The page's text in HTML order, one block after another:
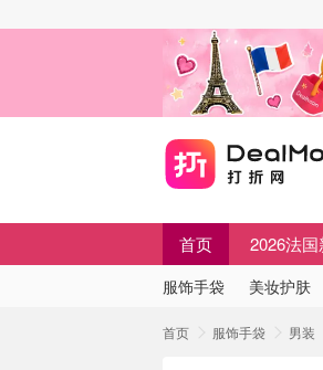
首页 2026法
服饰手袋 美妆护肤
首页 服饰手袋 男装